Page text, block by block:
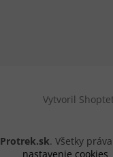
Vytvoril
Protrek.sk. Všetky
nastavenie cookies